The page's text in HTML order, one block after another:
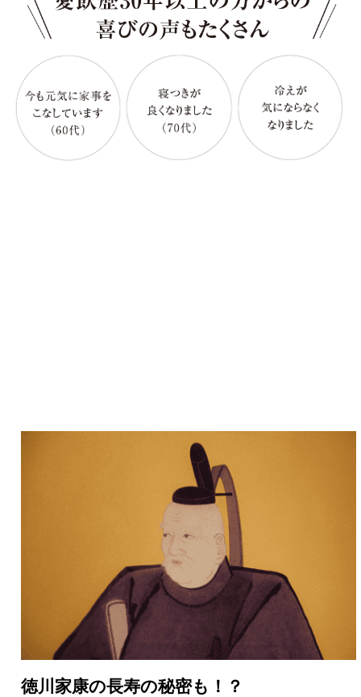
徳川家康の長寿の秘密も！？